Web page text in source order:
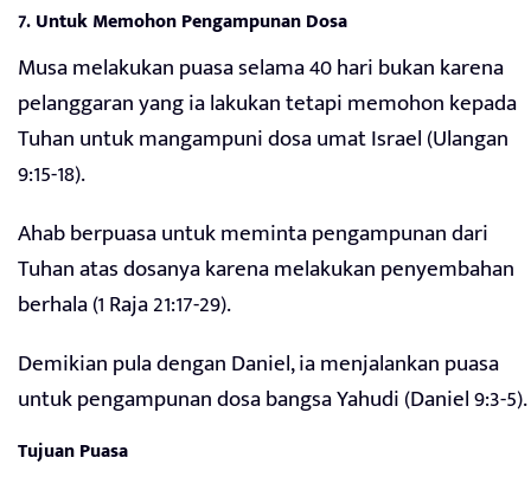
7.Untuk Memohon Pengampunan Dosa
Musa melakukan puasa selama 40 hari bukan karena
pelanggaran yang ia lakukan tetapi memohon kepada
Tuhan untuk mangampuni dosa umat Israel (Ulangan
9:15-18).
Ahab berpuasa untuk meminta pengampunan dari
Tuhan atas dosanya karena melakukan penyembahan
berhala (1 Raja 21:17-29).
Demikian pula dengan Daniel, ia menjalankan puasa
untuk pengampunan dosa bangsa Yahudi (Daniel 9:3-5).
Tujuan Puasa